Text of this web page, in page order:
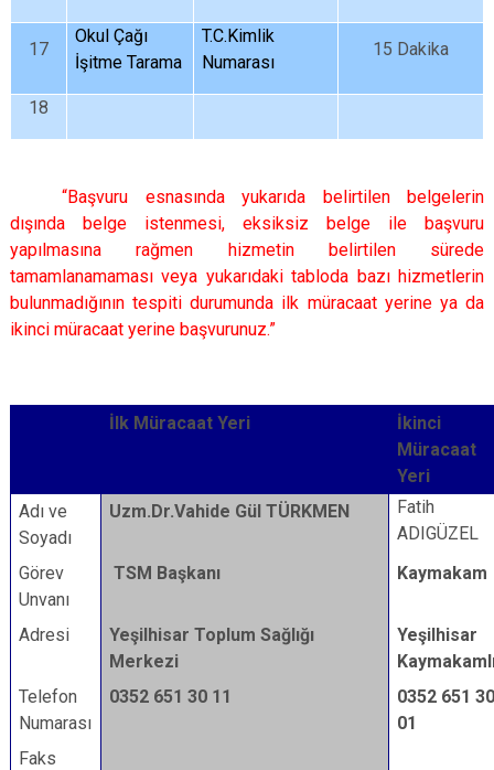
17
Okul Çağı
İşitme Tarama
T.C.Kimlik
Numarası
15 Dakika
18
“Başvuru esnasında yukarıda belirtilen belgelerin
dışında belge istenmesi, eksiksiz belge ile başvuru
yapılmasına rağmen hizmetin belirtilen sürede
tamamlanamaması veya yukarıdaki tabloda bazı hizmetlerin
bulunmadığının tespiti durumunda ilk müracaat yerine ya da
ikinci müracaat yerine başvurunuz.”
İlk Müracaat Yeri
İkinci
Müracaat
Yeri
Adı ve
Soyadı
Uzm.Dr.Vahide Gül TÜRKMEN
Fatih
ADIGÜZEL
Görev
Unvanı
TSM Başkanı Kaymakam
Adresi
Yeşilhisar Toplum Sağlığı
Merkezi
Yeşilhisar
Telefon
Numarası
0352 651 30 11
0352 651
01
Faks